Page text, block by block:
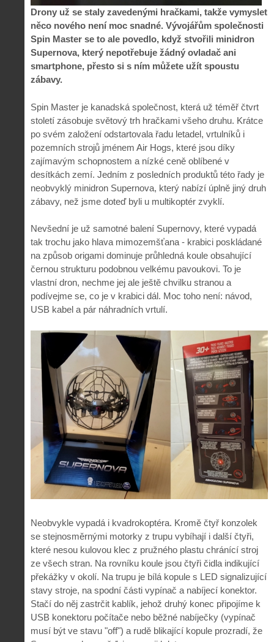
Drony už se staly zavedenými hračkami, takže vymyslet
něco nového není moc snadné. Vývojářům společnosti
Spin Master se to ale povedlo, když stvořili minidron
Supernova, který nepotřebuje žádný ovladač ani
smartphone, přesto si s ním můžete užít spoustu
zábavy.
Spin Master je kanadská společnost, která už téměř čtvrt
století zásobuje světový trh hračkami všeho druhu. Krátce
po svém založení odstartovala řadu letadel, vrtulníků i
pozemních strojů jménem Air Hogs, které jsou díky
zajímavým schopnostem a nízké ceně oblíbené v
desítkách zemí. Jedním z posledních produktů této řady je
neobvyklý minidron Supernova, který nabízí úplně jiný druh
zábavy, než jsme doteď byli u multikoptér zvyklí.
Nevšední je už samotné balení Supernovy, které vypadá
tak trochu jako hlava mimozemšťana - krabici poskládané
na způsob origami dominuje průhledná koule obsahující
černou strukturu podobnou velkému pavoukovi. To je
vlastní dron, nechme jej ale ještě chvilku stranou a
podívejme se, co je v krabici dál. Moc toho není: návod,
USB kabel a pár náhradních vrtulí.
Neobvykle vypadá i kvadrokoptéra. Kromě čtyř konzolek
se stejnosměrnými motorky z trupu vybíhají i další čtyři,
které nesou kulovou klec z pružného plastu chránící stroj
ze všech stran. Na rovníku koule jsou čtyři čidla indikující
překážky v okolí. Na trupu je bílá kopule s LED signalizující
stavy stroje, na spodní části vypínač a nabíjecí konektor.
Stačí do něj zastrčit kablík, jehož druhý konec připojíme k
USB konektoru počítače nebo běžné nabíječky (vypínač
musí být ve stavu "off") a rudě blikající kopule prozradí, že